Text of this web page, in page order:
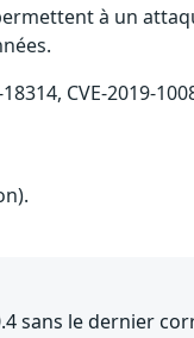
à un
CVE-2019-
sans le dernier